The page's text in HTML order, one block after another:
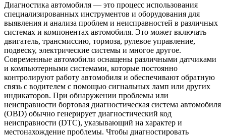
Диагностика автомобиля — это процесс использования
специализированных инструментов и оборудования для
выявления и анализа проблем и неисправностей в различных
системах и компонентах автомобиля. Это может включать
двигатель, трансмиссию, тормоза, рулевое управление,
подвеску, электрические системы и многое другое.
Современные автомобили оснащены различными датчиками
и компьютерными системами, которые постоянно
контролируют работу автомобиля и обеспечивают обратную
связь с водителем с помощью сигнальных ламп или других
индикаторов. При обнаружении проблемы или
неисправности бортовая диагностическая система автомобиля
(OBD) обычно генерирует диагностический код
неисправности (DTC), указывающий на характер и
местонахождение проблемы. Чтобы диагностировать